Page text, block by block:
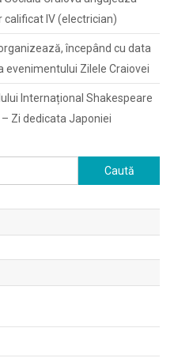
calificat IV (electrician)
începând cu data
evenimentului Zilele Craiovei
Internațional Shakespeare
Zi dedicata Japoniei
Caută
după: